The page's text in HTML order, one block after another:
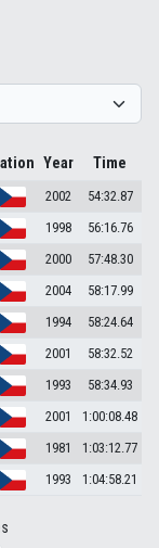
Year Time
2002
54:32.87
1998
56:16.76
2000
57:48.30
2004
58:17.99
1994
58:24.64
2001
58:32.52
1993
58:34.93
2001
1:00:08.48
1981
1:03:12.77
1993 1:04:58.21